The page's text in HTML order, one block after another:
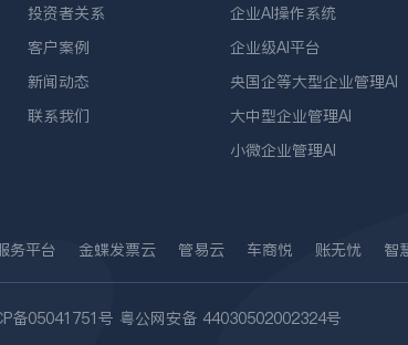
投资者关系
客户案例
新闻动态
联系我们
企业AI操作系统
企业级AI平台
央国企等大型企业管理AI
大中型企业管理AI
小微企业管理AI
务平台 金蝶发票云 管易云 车商悦 账无忧 智
备05041751号 粤公网安备 44030502002324号